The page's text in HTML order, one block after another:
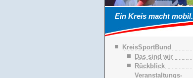
Ein Kreis macht mobil.
N
KreisSportBund
Das sind wir
Rückblick
Veranstaltungs-